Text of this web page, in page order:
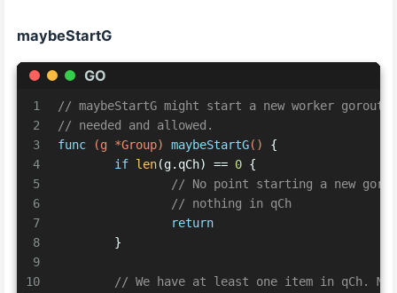
maybeStartG
GO
1
2
3
4
5
6
7
8
9
10
// maybeStartG might start a new worker
// needed and allowed.
func
(g *Group) maybeStartG()
{
if len(g.qCh) == 0 {
// No point starting a new
// nothing in qCh
return
	}
// We have at least one item in qCh.